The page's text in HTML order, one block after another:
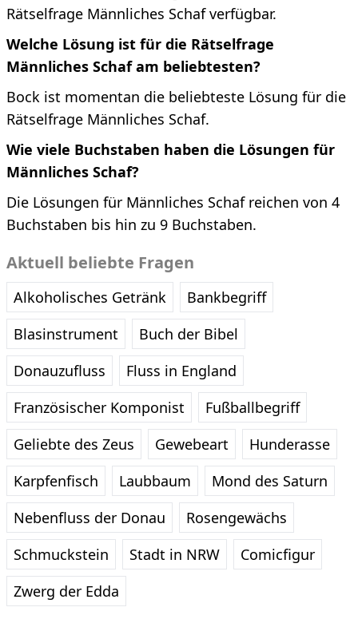
Rätselfrage Männliches Schaf verfügbar.
Welche Lösung ist für die Rätselfrage
Männliches Schaf am beliebtesten?
Bock ist momentan die beliebteste Lösung für die
Rätselfrage Männliches Schaf.
Wie viele Buchstaben haben die Lösungen für
Männliches Schaf?
Die Lösungen für Männliches Schaf reichen von 4
Buchstaben bis hin zu 9 Buchstaben.
Aktuell beliebte Fragen
Alkoholisches Getränk
Bankbegriff
Blasinstrument
Buch der Bibel
Donauzufluss
Fluss in England
Französischer Komponist
Fußballbegriff
Geliebte des Zeus
Gewebeart
Hunderasse
Karpfenfisch
Laubbaum
Mond des Saturn
Nebenfluss der Donau
Rosengewächs
Schmuckstein
Stadt in NRW
Comicfigur
Zwerg der Edda